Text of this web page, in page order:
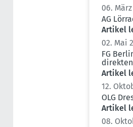
06.
AG
Artikel
02. Mai
FG
Artikel
12.
OLG
Artikel
08.